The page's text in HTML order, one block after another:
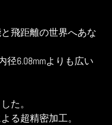
飛距離の世界へあな
6.08mmよりも広い
た。
る超精密加工。